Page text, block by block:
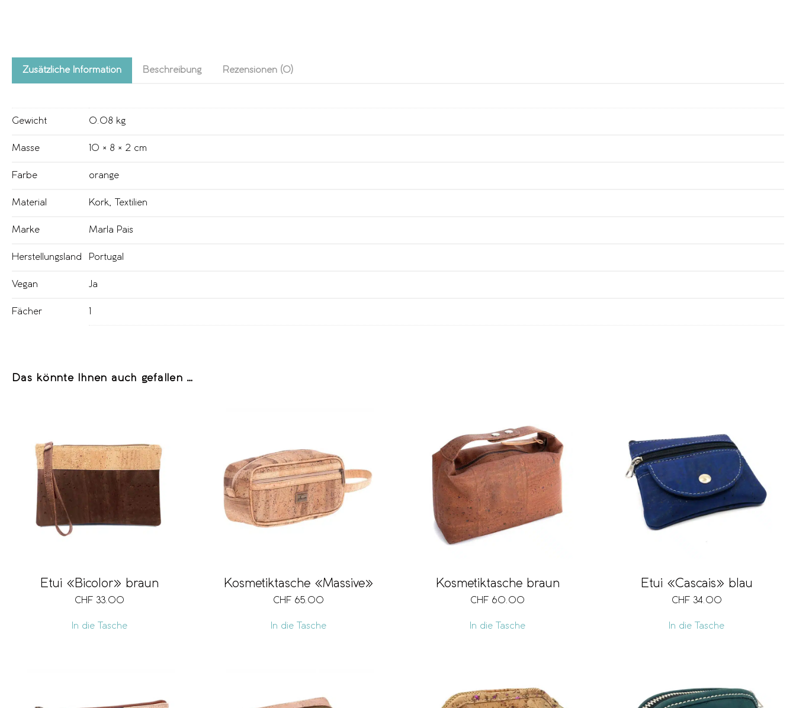
Zusätzliche Information Beschreibung Rezensionen (0)
Gewicht 0.08 kg
Masse 10 × 8 × 2 cm
Farbe orange
Material Kork, Textilien
Marke Marla Pais
Herstellungsland Portugal
Vegan Ja
Fächer
Das könnte Ihnen auch gefallen …
Etui «Bicolor» braun
CHF 33.00
In die Tasche
Kosmetiktasche «Massive»
CHF 65.00
In die Tasche
Kosmetiktasche braun
CHF 60.00
In die Tasche
Etui «Cascais» blau
CHF 34.00
In die Tasche